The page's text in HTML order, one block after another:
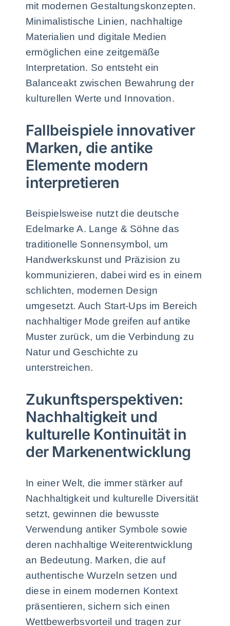
mit modernen Gestaltungskonzepten.
Minimalistische Linien, nachhaltige
Materialien und digitale Medien
ermöglichen eine zeitgemäße
Interpretation. So entsteht ein
Balanceakt zwischen Bewahrung der
kulturellen Werte und Innovation.
Fallbeispiele innovativer
Marken, die antike
Elemente modern
interpretieren
Beispielsweise nutzt die deutsche
Edelmarke A. Lange & Söhne das
traditionelle Sonnensymbol, um
Handwerkskunst und Präzision zu
kommunizieren, dabei wird es in einem
schlichten, modernen Design
umgesetzt. Auch Start-Ups im Bereich
nachhaltiger Mode greifen auf antike
Muster zurück, um die Verbindung zu
Natur und Geschichte zu
unterstreichen.
Zukunftsperspektiven:
Nachhaltigkeit und
kulturelle Kontinuität in
der Markenentwicklung
In einer Welt, die immer stärker auf
Nachhaltigkeit und kulturelle Diversität
setzt, gewinnen die bewusste
Verwendung antiker Symbole sowie
deren nachhaltige Weiterentwicklung
an Bedeutung. Marken, die auf
authentische Wurzeln setzen und
diese in einem modernen Kontext
präsentieren, sichern sich einen
Wettbewerbsvorteil und tragen zur